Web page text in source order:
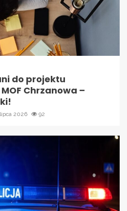
do projektu
Chrzanowa –
2026 92